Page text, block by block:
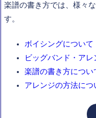
楽譜の書き方では、様々
す。
ボイシングについて
ビッグバンド・アレ
楽譜の書き方につい
アレンジの方法につ